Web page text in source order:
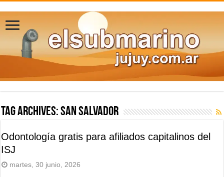
Tag Archives:San Salvador
Odontología gratis para afiliados capitalinos del
ISJ
martes, 30 junio, 2026